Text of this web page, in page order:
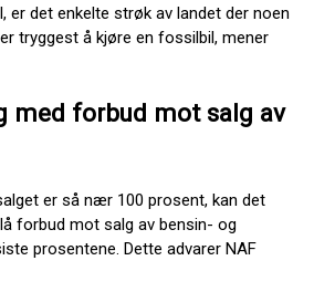
er det enkelte strøk av landet der noen
tryggest å kjøre en fossilbil, mener
med forbud mot salg av
er så nær 100 prosent, kan det
forbud mot salg av bensin- og
prosentene. Dette advarer NAF